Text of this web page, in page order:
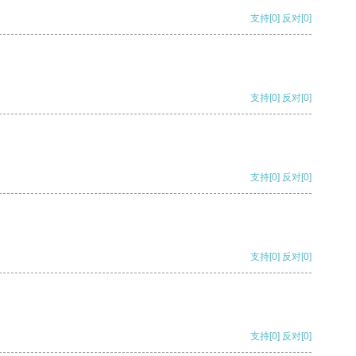
支持[0] 反对[0]
支持[0] 反对[0]
支持[0] 反对[0]
支持[0] 反对[0]
支持[0] 反对[0]